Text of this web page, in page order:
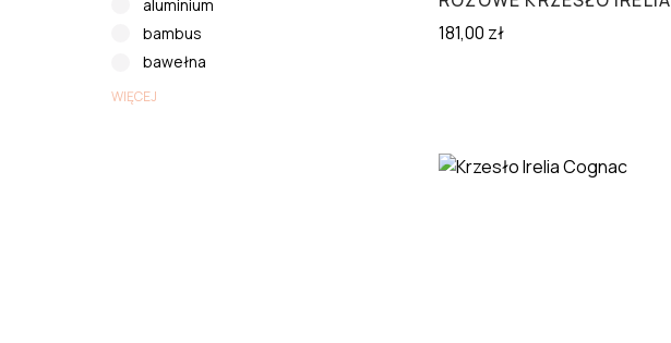
aluminium
bambus
bawełna
WIĘCEJ
181,00 zł